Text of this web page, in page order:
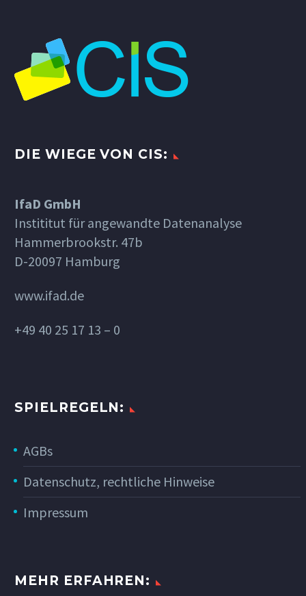
DIE WIEGE VON CIS:
IfaD GmbH
Instititut für angewandte Datenanalyse
Hammerbrookstr. 47b
D-20097 Hamburg
www.ifad.de
+49 40 25 17 13 – 0
SPIELREGELN:
AGBs
Datenschutz, rechtliche Hinweise
Impressum
MEHR ERFAHREN: